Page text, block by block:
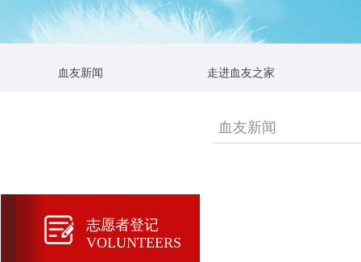
血友新闻 走进血友之家
志愿者登记
VOLUNTEERS
血友新闻